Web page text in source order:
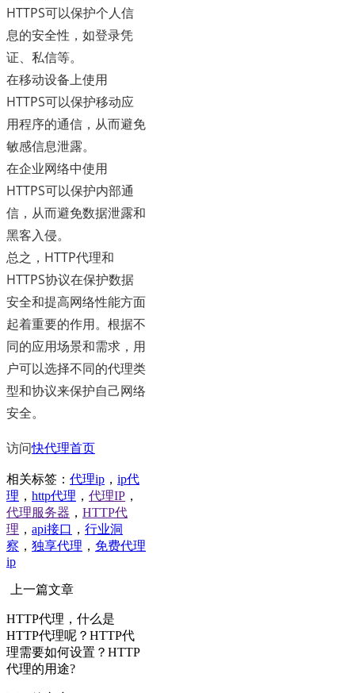
HTTPS可以保护个人信
息的安全性，如登录凭
证、私信等。
在移动设备上使用
HTTPS可以保护移动应
用程序的通信，从而避免
敏感信息泄露。
在企业网络中使用
HTTPS可以保护内部通
信，从而避免数据泄露和
黑客入侵。
总之，HTTP代理和
HTTPS协议在保护数据
安全和提高网络性能方面
起着重要的作用。根据不
同的应用场景和需求，用
户可以选择不同的代理类
型和协议来保护自己网络
安全。
访问快代理​首页
相关标签： 代理ip ， ip代
理 ， http代理 ， 代理IP ，
代理服务器 ， HTTP代
理 ， api接口 ， 行业洞
察 ， 独享代理 ， 免费代理
ip
上一篇文章
HTTP代理，什么是
HTTP代理呢？HTTP代
理需要如何设置？HTTP
代理的用途?